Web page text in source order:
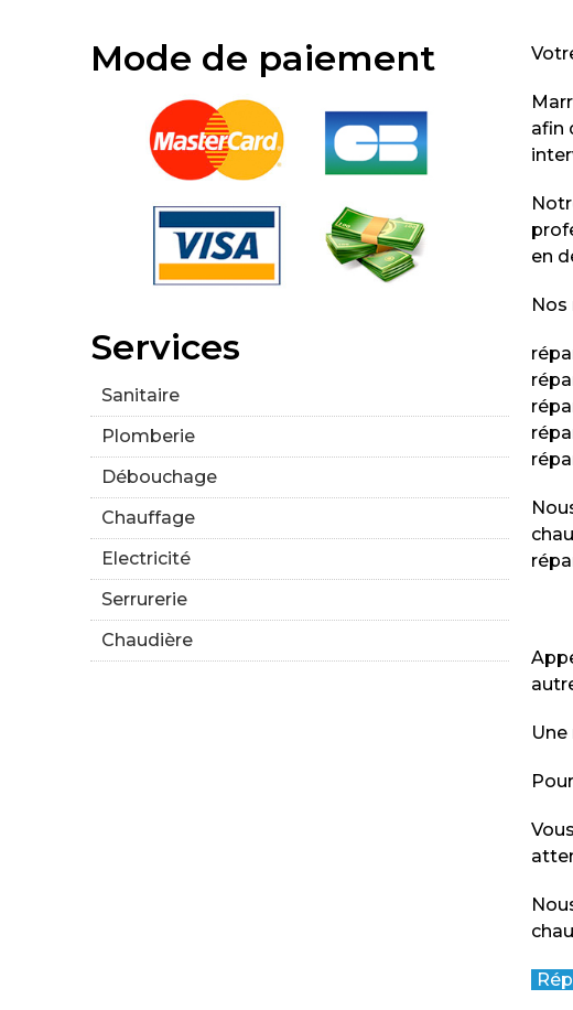
Mode de paiement
Services
Sanitaire
Plomberie
Débouchage
Chauffage
Electricité
Serrurerie
Chaudière
afin
en